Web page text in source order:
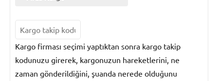
Kargo firması seçimi yaptıktan sonra kargo takip
kodunuzu girerek, kargonuzun hareketlerini, ne
zaman gönderildiğini, şuanda nerede olduğunu